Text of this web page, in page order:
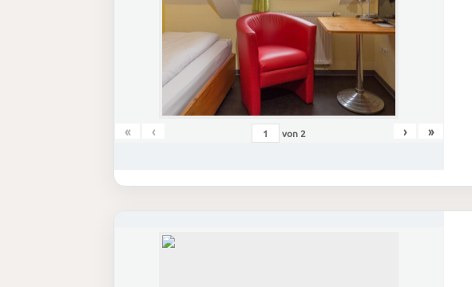
« ‹ von 2 › »